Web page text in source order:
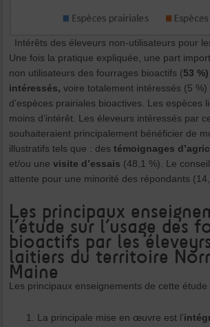
Intérêts des éleveurs non-utilisateurs pour
Une fois la pratique expliquée, une part
non utilisateurs des fourrages bioactifs (53
intéressés, voire totalement intéressés (5 %)
d’espèces prairiales bioactives. Les espèces
moins d’intérêt. Les éleveurs intéressés par
souhaiteraient principalement bénéficier de
illustratifs tels que : destémoignages
et/ou unevisite d’essais (48,1 %). Le
attente pour une minorité des répondants
Les principaux
l’étude sur l’usage des
bioactifs par les
laitiers du territoire
Maine
Les principaux enseignements de cette étude
La principale mise en œuvre est l’